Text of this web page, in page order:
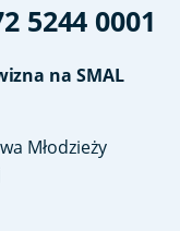
5244 0001
na SMAL
Młodzieży